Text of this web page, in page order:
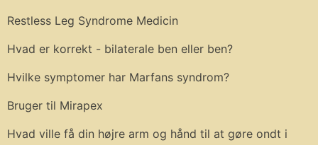
Restless Leg Syndrome Medicin
Hvad er korrekt - bilaterale ben eller ben?
Hvilke symptomer har Marfans syndrom?
Bruger til Mirapex
Hvad ville få din højre arm og hånd til at gøre ondt i